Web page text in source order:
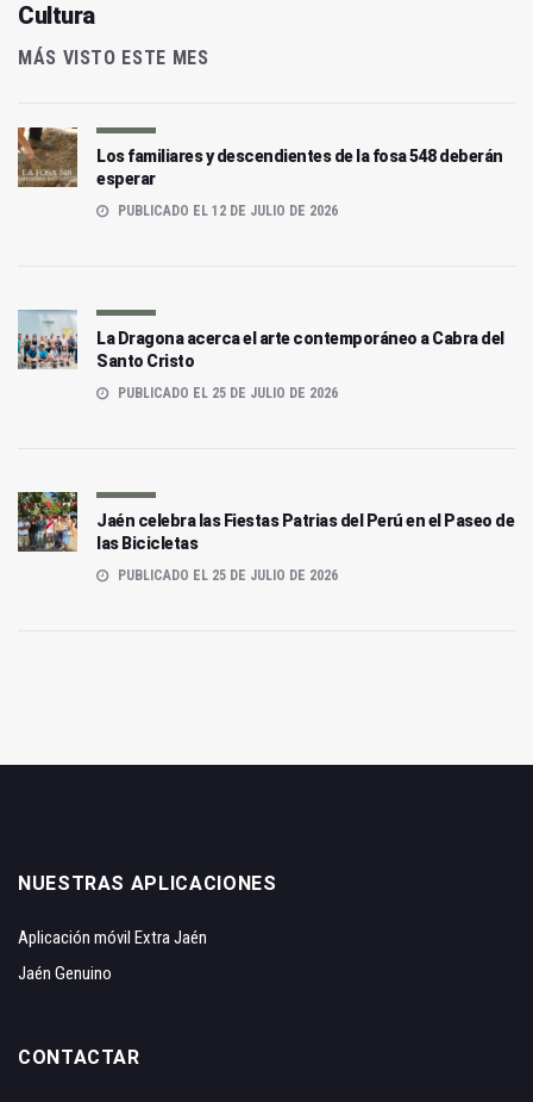
Cultura
MÁS VISTO ESTE MES
Los familiares y descendientes de la fosa 548 deberán
esperar
PUBLICADO EL 12 DE JULIO DE 2026
La Dragona acerca el arte contemporáneo a Cabra del
Santo Cristo
PUBLICADO EL 25 DE JULIO DE 2026
Jaén celebra las Fiestas Patrias del Perú en el Paseo de
las Bicicletas
PUBLICADO EL 25 DE JULIO DE 2026
NUESTRAS APLICACIONES
Aplicación móvil Extra Jaén
Jaén Genuino
CONTACTAR